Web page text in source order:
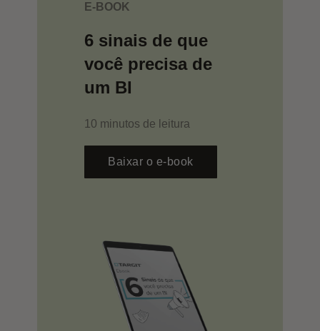
E-BOOK
6 sinais de que
você precisa de
um BI
10 minutos de leitura
Baixar o e-book